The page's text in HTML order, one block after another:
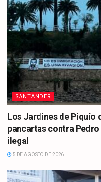
SANTANDER
Los Jardines de Piquío
pancartas contra
ilegal
5 DE AGOSTO DE 2026